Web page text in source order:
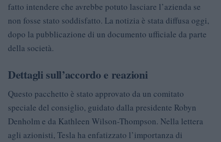
fatto intendere che avrebbe potuto lasciare l’azienda se
non fosse stato soddisfatto. La notizia è stata diffusa oggi,
dopo la pubblicazione di un documento ufficiale da parte
della società.
Dettagli sull’accordo e reazioni
Questo pacchetto è stato approvato da un comitato
speciale del consiglio, guidato dalla presidente Robyn
Denholm e da Kathleen Wilson-Thompson. Nella lettera
agli azionisti, Tesla ha enfatizzato l’importanza di